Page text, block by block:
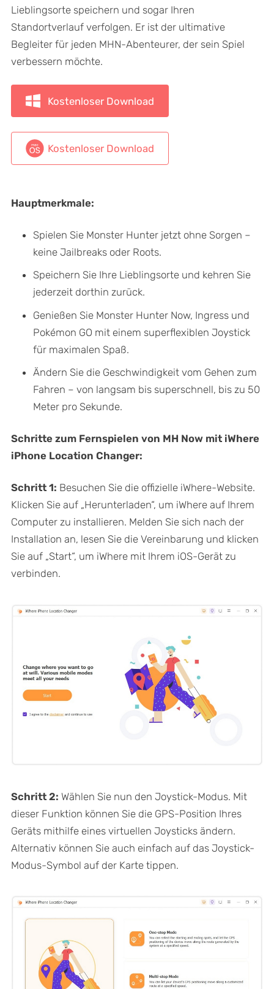
Lieblingsorte speichern und sogar Ihren
Standortverlauf verfolgen. Er ist der ultimative
Begleiter für jeden MHN-Abenteurer, der sein Spiel
verbessern möchte.
Kostenloser Download
Kostenloser Download
Hauptmerkmale:
Spielen Sie Monster Hunter jetzt ohne Sorgen –
keine Jailbreaks oder Roots.
Speichern Sie Ihre Lieblingsorte und kehren Sie
jederzeit dorthin zurück.
Genießen Sie Monster Hunter Now, Ingress und
Pokémon GO mit einem superflexiblen Joystick
für maximalen Spaß.
Ändern Sie die Geschwindigkeit vom Gehen zum
Fahren – von langsam bis superschnell, bis zu 50
Meter pro Sekunde.
Schritte zum Fernspielen von MH Now mit iWhere
iPhone Location Changer:
Schritt 1: Besuchen Sie die offizielle iWhere-Website.
Klicken Sie auf „Herunterladen“, um iWhere auf Ihrem
Computer zu installieren. Melden Sie sich nach der
Installation an, lesen Sie die Vereinbarung und klicken
Sie auf „Start“, um iWhere mit Ihrem iOS-Gerät zu
verbinden.
Schritt 2: Wählen Sie nun den Joystick-Modus. Mit
dieser Funktion können Sie die GPS-Position Ihres
Geräts mithilfe eines virtuellen Joysticks ändern.
Alternativ können Sie auch einfach auf das Joystick-
Modus-Symbol auf der Karte tippen.